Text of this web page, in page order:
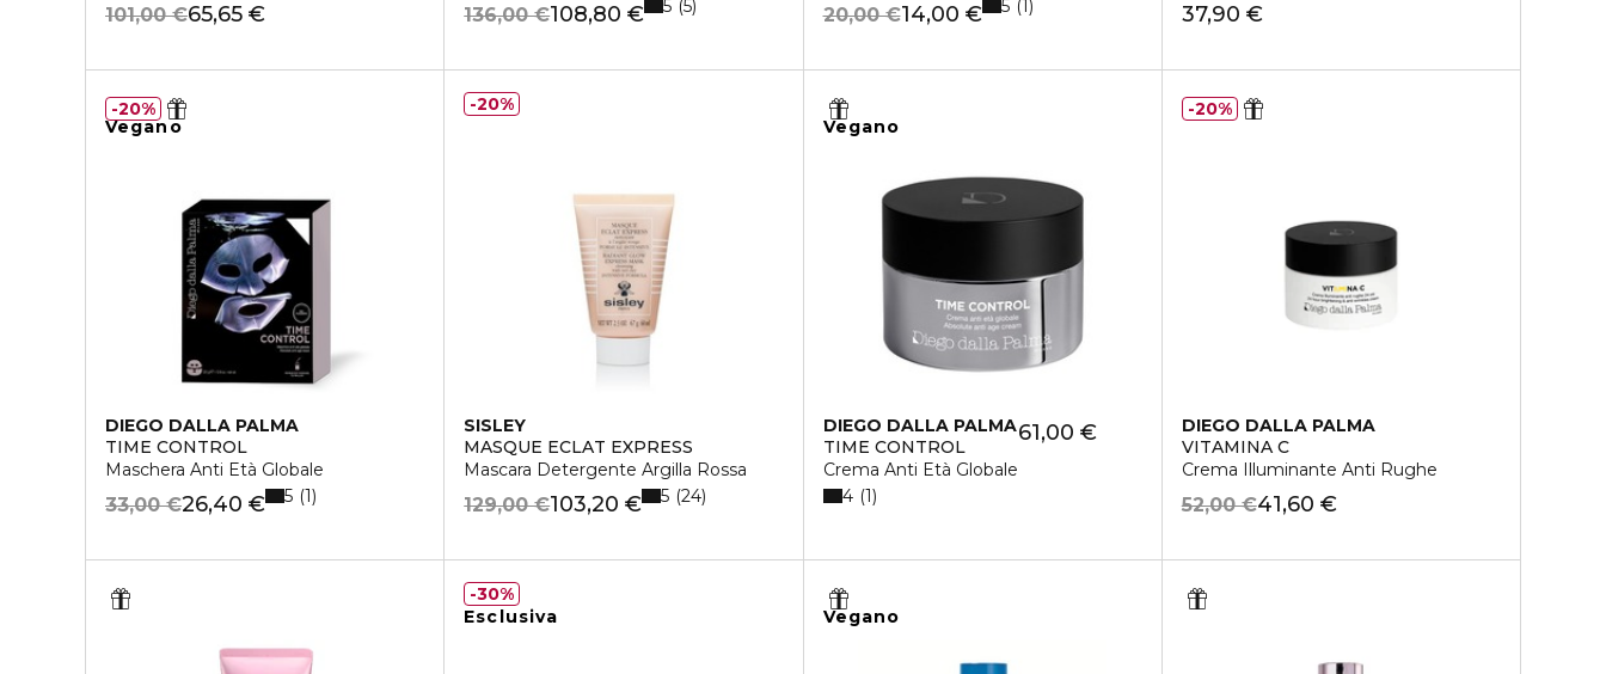
65,65 €
101,00 € 108,80 €
136,00 € 5 5 14,00 €
20,00 € 5 1 37,90 €
Vegano
DIEGO DALLA PALMA
TIME CONTROL
Maschera Anti Età Globale
26,40 €
33,00 € 5 1
20%
SISLEY
MASQUE ECLAT EXPRESS
Mascara Detergente Argilla Rossa
103,20 €
129,00 € 5 24
20%
Vegano
DIEGO DALLA PALMA
TIME CONTROL
Crema Anti Età Globale
61,00 €
4 1
DIEGO DALLA PALMA
VITAMINA C
Crema Illuminante Anti Rughe
41,60 €
52,00 €
20%
Esclusiva
30%
Vegano